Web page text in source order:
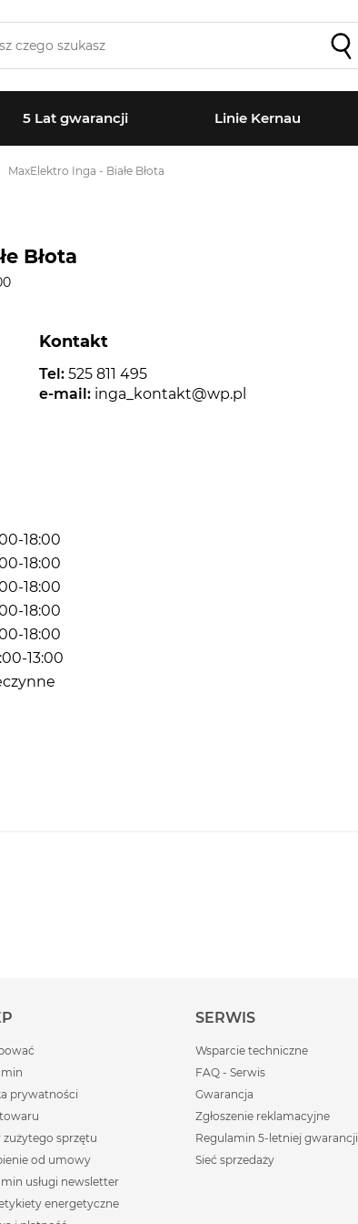
5 Lat gwarancji Linie Kernau
MaxElektro Inga - Białe Błota
Błota
Kontakt
Tel: 525 811 495
e-mail: inga_kontakt@wp.pl
18:00
18:00
18:00
18:00
18:00
13:00
prywatności
zużytego sprzętu
od umowy
usługi newsletter
energetyczne
SERWIS
Wsparcie techniczne
FAQ - Serwis
Gwarancja
Zgłoszenie reklamacyjne
Regulamin 5-letniej gwarancji
Sieć sprzedaży